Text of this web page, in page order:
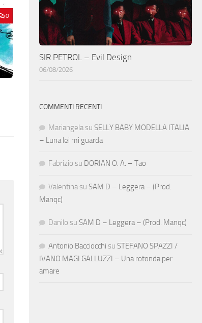
0
SIR PETROL – Evil Design
06/08/2026
COMMENTI RECENTI
Mariangela su SELLY BABY MODELLA ITALIA
– Luna lei mi guarda
Fabrizio su DORIAN O. A. – Tao
Valentina su SAM D – Leggera – (Prod.
Manqc)
Danilo su SAM D – Leggera – (Prod. Manqc)
Antonio Bacciocchi su STEFANO SPAZZI /
IVANO MAGI GALLUZZI – Una rotonda per
amare